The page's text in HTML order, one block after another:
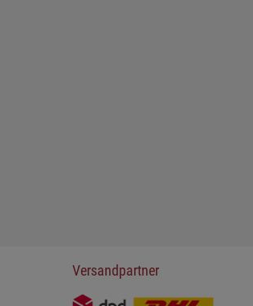
Versandpartner